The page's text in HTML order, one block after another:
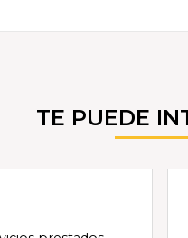
TE PUEDE